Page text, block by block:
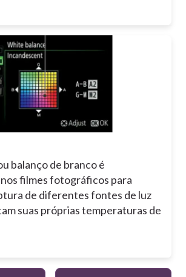
balanço de branco é
filmes fotográficos para
de diferentes fontes de luz
suas próprias temperaturas de